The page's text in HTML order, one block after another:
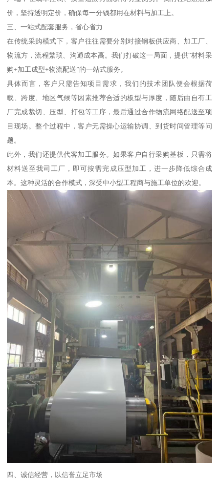
价，坚持透明定价，确保每一分钱都用在材料与加工上。
三、一站式配套服务，省心省力
在传统采购模式下，客户往往需要分别对接钢板供应商、加工厂、
物流方，流程繁琐、沟通成本高。我们打破这一局面，提供“材料采
购+加工成型+物流配送”的一站式服务。
具体而言，客户只需告知项目需求，我们的技术团队便会根据荷
载、跨度、地区气候等因素推荐合适的板型与厚度，随后由自有工
厂完成裁切、压型、打包等工序，最后通过合作物流网络配送至项
目现场。整个过程中，客户无需操心运输协调、到货时间管理等问
题。
此外，我们还提供代客加工服务。如果客户自行采购基板，只需将
材料送至我司工厂，即可按需完成压型加工，进一步降低综合成
本。这种灵活的合作模式，深受中小型工程商与施工单位的欢迎。
四、诚信经营，以信誉立足市场